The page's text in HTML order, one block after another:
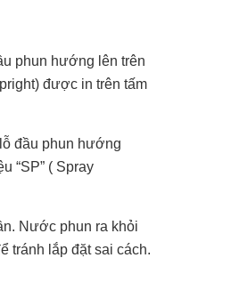
phun hướng lên trên
được in trên tấm
đầu phun hướng
“SP” ( Spray
Nước phun ra khỏi
tránh lắp đặt sai cách.